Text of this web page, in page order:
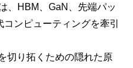
、HBM、GaN、先端パッ
ンピューティングを牽引
切り拓くための隠れた原